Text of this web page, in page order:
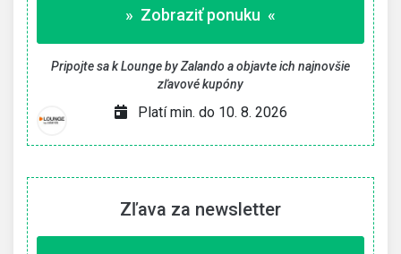
» Zobraziť ponuku «
Pripojte sa k Lounge by Zalando a objavte ich najnovšie
zľavové kupóny
Platí min. do 10. 8. 2026
Zľava za newsletter